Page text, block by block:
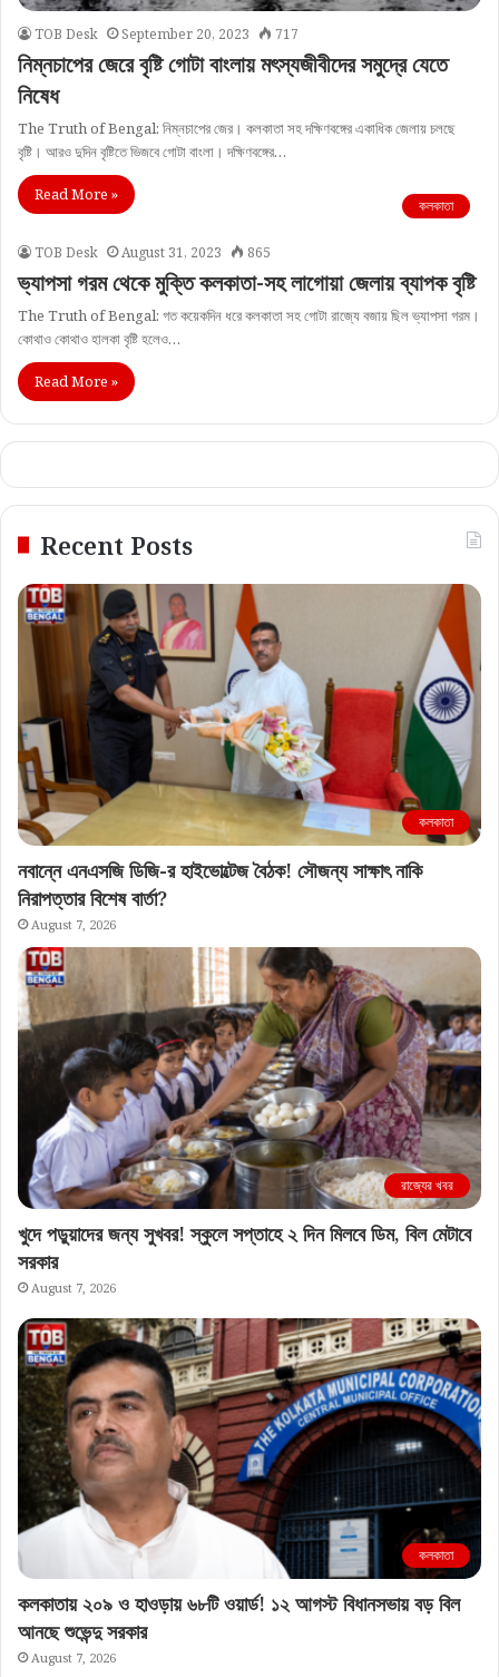
TOB Desk September 20, 2023 717
নিম্নচাপের জেরে বৃষ্টি গোটা বাংলায় মৎস্যজীবীদের সমুদ্রে যেতে
নিষেধ
The Truth of Bengal: নিম্নচাপের জের। কলকাতা সহ দক্ষিণবঙ্গের একাধিক জেলায় চলছে
বৃষ্টি। আরও দুদিন বৃষ্টিতে ভিজবে গোটা বাংলা। দক্ষিণবঙ্গের…
Read More »
কলকাতা
TOB Desk August 31, 2023 865
ভ্যাপসা গরম থেকে মুক্তি কলকাতা-সহ লাগোয়া জেলায় ব্যাপক বৃষ্টি
The Truth of Bengal: গত কয়েকদিন ধরে কলকাতা সহ গোটা রাজ্যে বজায় ছিল ভ্যাপসা গরম।
কোথাও কোথাও হালকা বৃষ্টি হলেও…
Read More »
Recent Posts
কলকাতা
নবান্নে এনএসজি ডিজি-র হাইভোল্টেজ বৈঠক! সৌজন্য সাক্ষাৎ নাকি
নিরাপত্তার বিশেষ বার্তা?
August 7, 2026
রাজ্যের খবর
খুদে পড়ুয়াদের জন্য সুখবর! স্কুলে সপ্তাহে ২ দিন মিলবে ডিম, বিল মেটাবে
সরকার
August 7, 2026
কলকাতা
কলকাতায় ২০৯ ও হাওড়ায় ৬৮টি ওয়ার্ড! ১২ আগস্ট বিধানসভায় বড় বিল
আনছে শুভেন্দু সরকার
August 7, 2026